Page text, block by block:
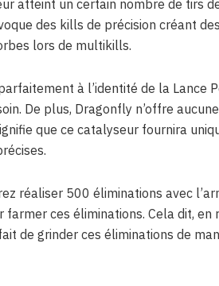
atteint un certain nombre de tirs
des kills de précision créant
lors de multikills.
à l’identité de la Lance
De plus, Dragonfly n’offre
que ce catalyseur fournira
réaliser 500 éliminations avec
ces éliminations. Cela dit, en
de grinder ces éliminations de